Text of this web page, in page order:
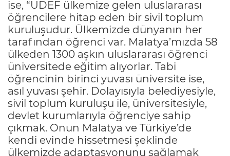
ise, “UDEF ülkemize gelen uluslararası
öğrencilere hitap eden bir sivil toplum
kuruluşudur. Ülkemizde dünyanın her
tarafından öğrenci var. Malatya’mızda 58
ülkeden 1300 aşkın uluslararası öğrenci
üniversitede eğitim alıyorlar. Tabi
öğrencinin birinci yuvası üniversite ise,
asıl yuvası şehir. Dolayısıyla belediyesiyle,
sivil toplum kuruluşu ile, üniversitesiyle,
devlet kurumlarıyla öğrenciye sahip
çıkmak. Onun Malatya ve Türkiye’de
kendi evinde hissetmesi şeklinde
ülkemizde adaptasyonunu sağlamak